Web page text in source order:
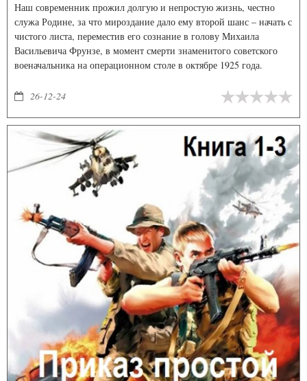
Наш современник прожил долгую и непростую жизнь, честно
служа Родине, за что мироздание дало ему второй шанс – начать с
чистого листа, переместив его сознание в голову Михаила
Васильевича Фрунзе, в момент смерти знаменитого советского
военачальника на операционном столе в октябре 1925 года.
советской элиты, напоминающей банку с пауками? Получится ли
промышленность Советского Союза на новый, более оптимальный
путь развития?
26-12-24